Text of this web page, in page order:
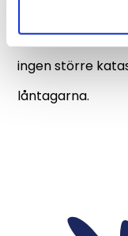
snabbare och
inte kan få
ingen större
låntagarna.